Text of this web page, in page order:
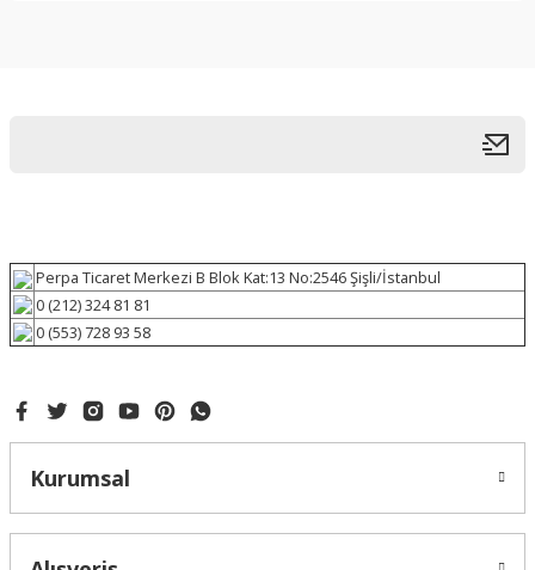
Perpa Ticaret Merkezi B Blok Kat:13 No:2546 Şişli/İstanbul
0 (212) 324 81 81
0 (553) 728 93 58
Kurumsal